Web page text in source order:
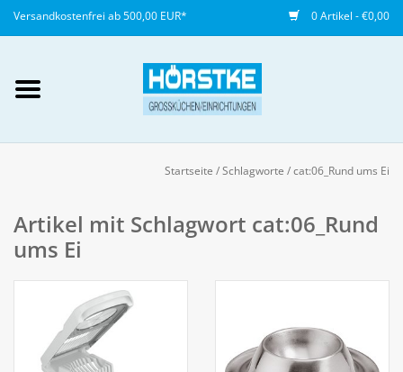
Versandkostenfrei ab 500,00 EUR* 0 Artikel - €0,00
anlegen
NEU
Gedeckter Tisch
Buffet
Startseite /Schlagworte /cat:06_Rund ums Ei
Artikel mit Schlagwort cat:06_Rund
ums Ei